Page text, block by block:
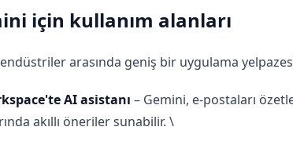
için kullanım alanları
arasında geniş bir uygulama
AI asistanı – Gemini, e-postaları
akıllı öneriler sunabilir. \